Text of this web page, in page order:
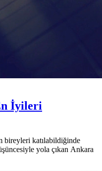
İyileri
bireyleri katılabildiğinde
yola çıkan Ankara